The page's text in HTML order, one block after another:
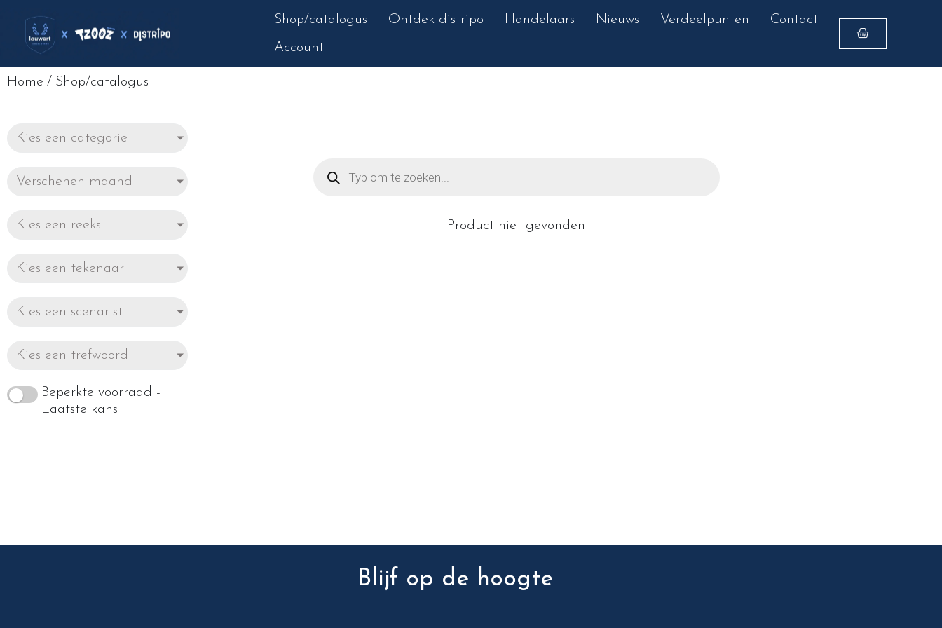
Shop/catalogus Ontdek distripo Handelaars Nieuws Verdeelpunten
Contact
Account
Home / Shop/catalogus
Kies een categorie
Verschenen maand
Kies een reeks
Kies een tekenaar
Kies een scenarist
Kies een trefwoord
Beperkte voorraad -
Laatste kans
Product niet gevonden
Blijf op de hoogte